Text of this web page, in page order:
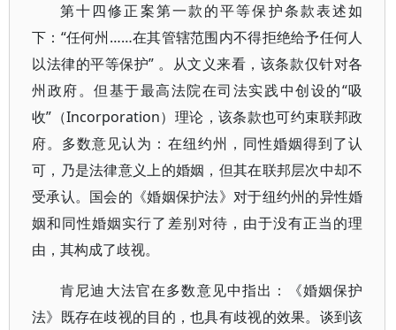
第十四修正案第一款的平等保护条款表述如
下：“任何州……在其管辖范围内不得拒绝给予任何人
以法律的平等保护” 。从文义来看，该条款仅针对各
州政府。但基于最高法院在司法实践中创设的“吸
收”（Incorporation）理论，该条款也可约束联邦政
府。多数意见认为：在纽约州，同性婚姻得到了认
可，乃是法律意义上的婚姻，但其在联邦层次中却不
受承认。国会的《婚姻保护法》对于纽约州的异性婚
姻和同性婚姻实行了差别对待，由于没有正当的理
由，其构成了歧视。
肯尼迪大法官在多数意见中指出：《婚姻保护
法》既存在歧视的目的，也具有歧视的效果。谈到该